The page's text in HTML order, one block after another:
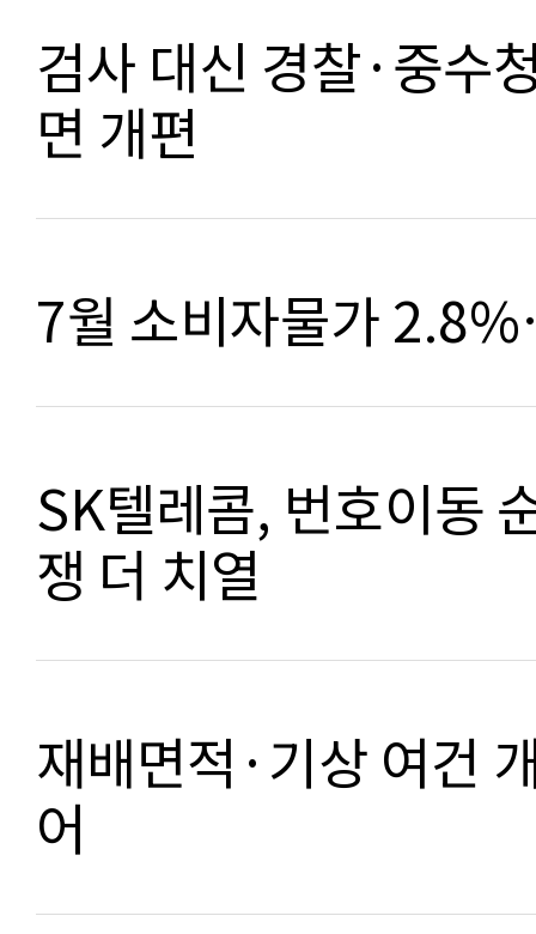
검사 대신 경찰·중수
면 개편
7월 소비자물가
SK텔레콤, 번호이동
쟁 더 치열
재배면적·기상 여건
어